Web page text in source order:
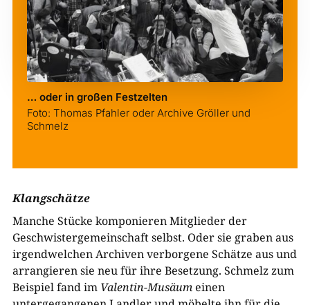
… oder in großen Festzelten
Foto: Thomas Pfahler oder Archive Gröller und
Schmelz
Klangschätze
Manche Stücke komponieren Mitglieder der
Geschwistergemeinschaft selbst. Oder sie graben aus
irgendwelchen Archiven verborgene Schätze aus und
arrangieren sie neu für ihre Besetzung. Schmelz zum
Beispiel fand im Valentin-Musäumeinen